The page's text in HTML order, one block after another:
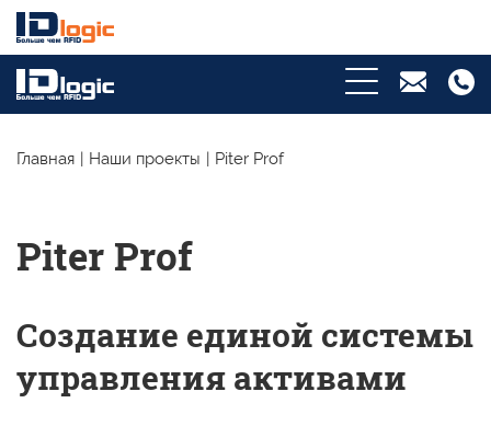
Главная | Наши проекты | Piter Prof
Piter Prof
Создание единой системы
управления активами